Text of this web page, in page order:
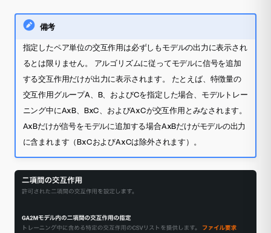
備考
指定したペア単位の交互作用は必ずしもモデルの出力に表示され
るとは限りません。 アルゴリズムに従ってモデルに信号を追加
する交互作用だけが出力に表示されます。 たとえば、特徴量の
交互作用グループA、B、およびCを指定した場合、モデルトレー
ニング中にAxB、BxC、およびAxCが交互作用とみなされます。
AxBだけが信号をモデルに追加する場合AxBだけがモデルの出力
に含まれます（BxCおよびAxCは除外されます）。